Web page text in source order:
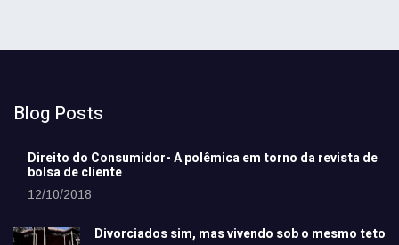
Blog Posts
Direito do Consumidor- A polêmica em torno da revista de
bolsa de cliente
12/10/2018
Divorciados sim, mas vivendo sob o mesmo teto